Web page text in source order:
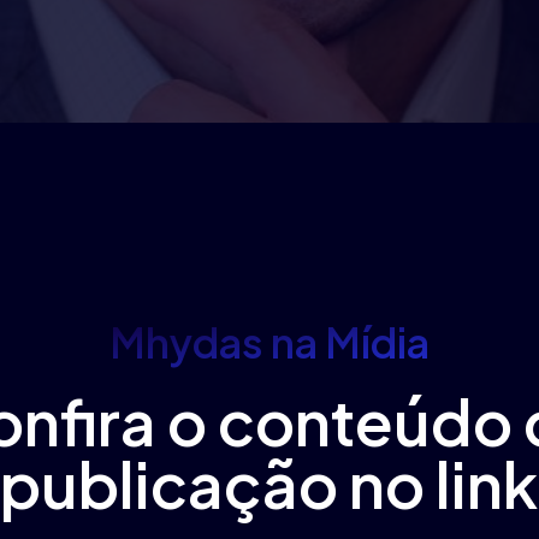
Mhydas na Mídia
o conteúdo
publicação no link